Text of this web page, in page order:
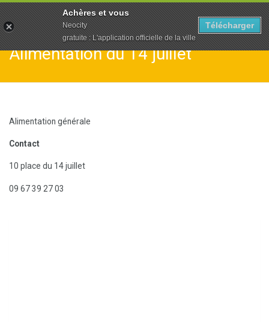
Alimentation du 14 juillet
Alimentation générale
Contact
10 place du 14 juillet
09 67 39 27 03
Achères et vous
Neocity
gratuite : L'application officielle de la ville
Télécharger